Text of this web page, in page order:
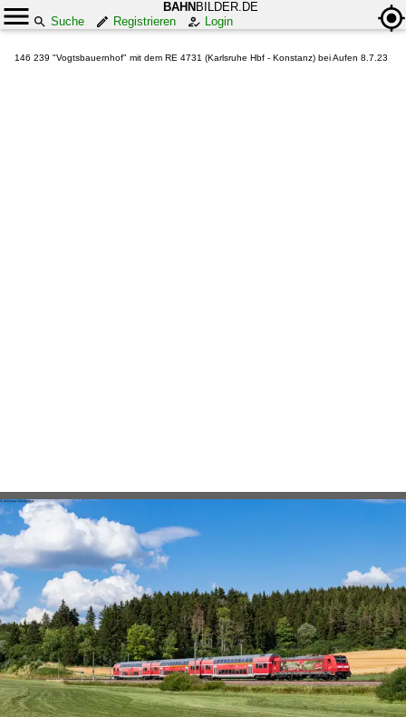
BAHN BILDER.DE
Suche
Registrieren Login
146 239 "Vogtsbauernhof" mit dem RE 4731 (Karlsruhe Hbf - Konstanz) bei Aufen 8.7.23